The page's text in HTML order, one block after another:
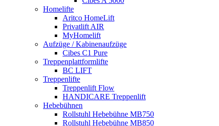
Homelifte
Aritco HomeLift
Privatlift AIR
MyHomelift
Aufzüge / Kabinenaufzüge
Cibes C1 Pure
Treppenplattformlifte
BC LIFT
Treppenlifte
Treppenlift Flow
HANDICARE Treppenlift
Hebebühnen
Rollstuhl Hebebühne MB750
Rollstuhl Hebebühne MB850